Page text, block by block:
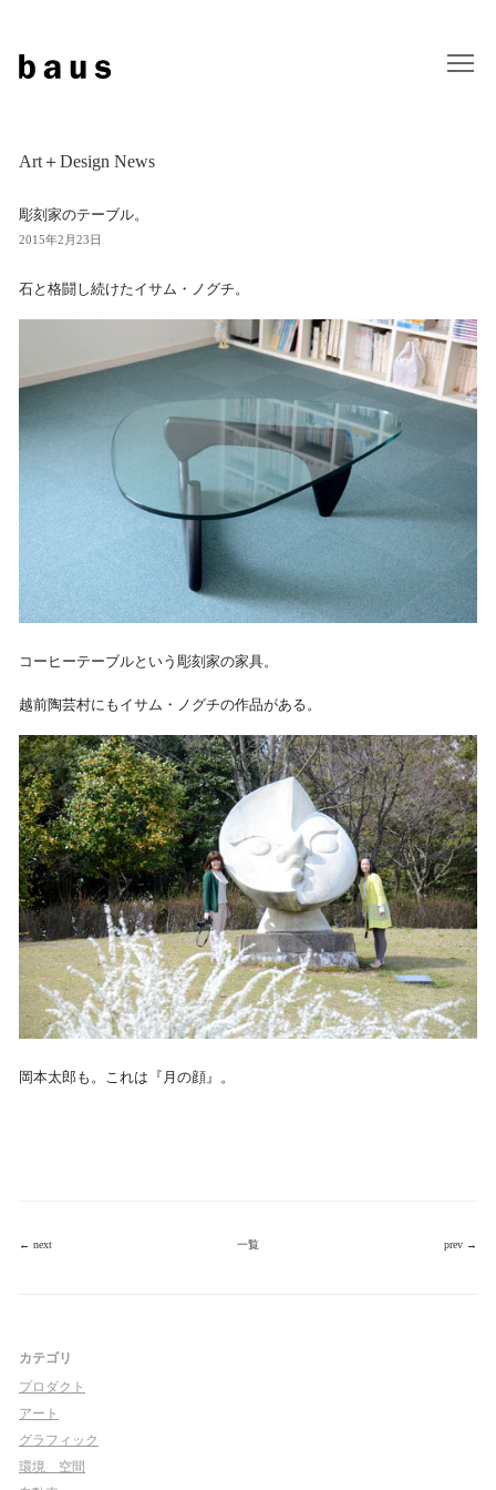
Art＋Design News
彫刻家のテーブル。
2015年2月23日
石と格闘し続けたイサム・ノグチ。
コーヒーテーブルという彫刻家の家具。
越前陶芸村にもイサム・ノグチの作品がある。
岡本太郎も。これは『月の顔』。
← next 一覧 prev →
カテゴリ
プロダクト
アート
グラフィック
環境＿空間